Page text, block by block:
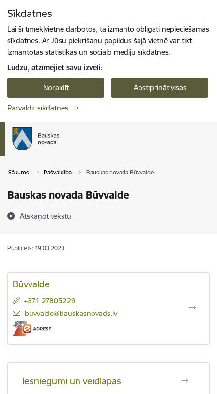
Sīkdatnes
Lai šī tīmekļvietne darbotos, tā izmanto obligāti nepieciešamās
sīkdatnes. Ar Jūsu piekrišanu papildus šajā vietnē var tikt
izmantotas statistikas un sociālo mediju sīkdatnes.
Lūdzu, atzīmējiet savu izvēli:
Noraidīt Apstiprināt visas
Pārvaldīt sīkdatnes
Sākums Pašvaldība Bauskas novada Būvvalde
Bauskas novada Būvvalde
Atskaņot tekstu
Publicēts: 19.03.2023.
Būvvalde
+371 27805229
E-pasts:
buvvalde@bauskasnovads.lv
Iesniegumi un veidlapas